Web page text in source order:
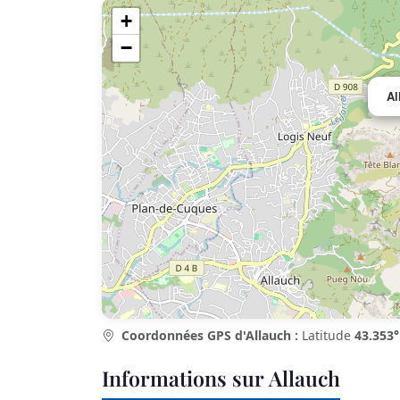
+
−
Coordonnées GPS d'Allauch : Latitude 43.353°
Informations sur Allauch